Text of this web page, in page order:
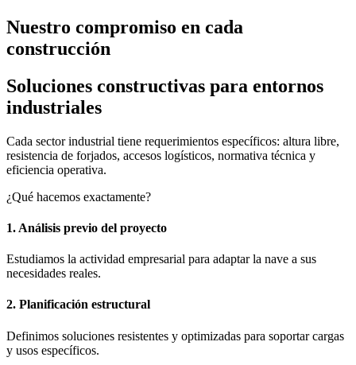
Nuestro compromiso en cada
construcción
Soluciones constructivas para entornos
industriales
Cada sector industrial tiene requerimientos específicos: altura libre,
resistencia de forjados, accesos logísticos, normativa técnica y
eficiencia operativa.
¿Qué hacemos exactamente?
1. Análisis previo del proyecto
Estudiamos la actividad empresarial para adaptar la nave a sus
necesidades reales.
2. Planificación estructural
Definimos soluciones resistentes y optimizadas para soportar cargas
y usos específicos.